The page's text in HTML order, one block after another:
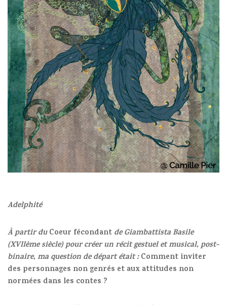
Adelphité
À partir duCoeur fécondant de Giambattista Basile
(XVIIème siècle) pour créer un récit gestuel et musical, post-
binaire, ma question de départ était :Comment inviter
des personnages non genrés et aux attitudes non
normées dans les contes ?